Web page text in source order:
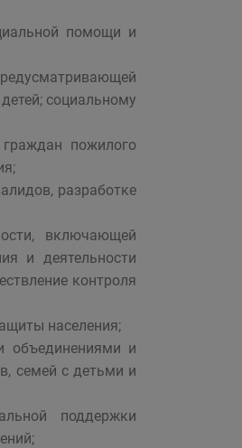
помощи и
социальному
пожилого
разработке
включающей
и деятельности
контроля
населения;
объединениями и
семей с детьми и
поддержки